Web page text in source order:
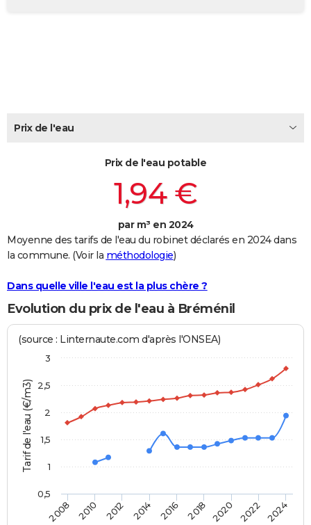
Carte de Noël
Carte Bonne année
Carte Saint-Valentin
Carte Pâques
Carte d'anniversaire
DICTIONNAIRE
FORUM
Prix de l'eau
Prix de l'eau potable
1,94 €
par m³ en 2024
Moyenne des tarifs de l'eau du robinet déclarés en 2024 dans
la commune. (Voir la méthodologie)
Dans quelle ville l'eau est la plus chère ?
Evolution du prix de l'eau à Bréménil
Tarif de l'eau (€/m3)
(source : Linternaute.com d'après l'ONSEA)
2008 2010 2012 2014 2016 2018 2020 2022 2024
0,5
1
1,5
2
2,5
3